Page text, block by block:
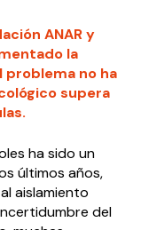
ANAR y
la
problema no ha
supera
ha sido un
últimos años,
aislamiento
del